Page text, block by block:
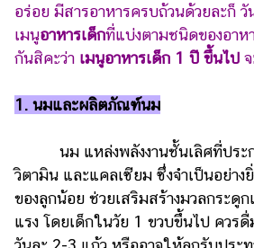
น้ำมัน
วา
ตี้
แต่งงาน
และ
เด็ก
อร่อย มีสารอาหารครบถ้วนด้วยละก็
เมนูอาหารเด็กที่แบ่งตามชนิดของอาห
กันสิคะว่า เมนูอาหารเด็ก 1 ปี ขึ้นไป
1. นมและผลิตภัณฑ์นม
นม แหล่งพลังงานชั้นเลิศที่ประก
วิตามิน และแคลเซียม ซึ่งจำเป็นอย่าง
ของลูกน้อย ช่วยเสริมสร้างมวลกระดู
แรง โดยเด็กในวัย 1 ขวบขึ้นไป ควร